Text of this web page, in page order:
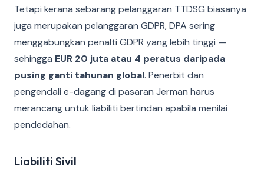
Tetapi kerana sebarang pelanggaran TTDSG biasanya
juga merupakan pelanggaran GDPR, DPA sering
menggabungkan penalti GDPR yang lebih tinggi —
sehingga EUR 20 juta atau 4 peratus daripada
pusing ganti tahunan global. Penerbit dan
pengendali e-dagang di pasaran Jerman harus
merancang untuk liabiliti bertindan apabila menilai
pendedahan.
Liabiliti Sivil